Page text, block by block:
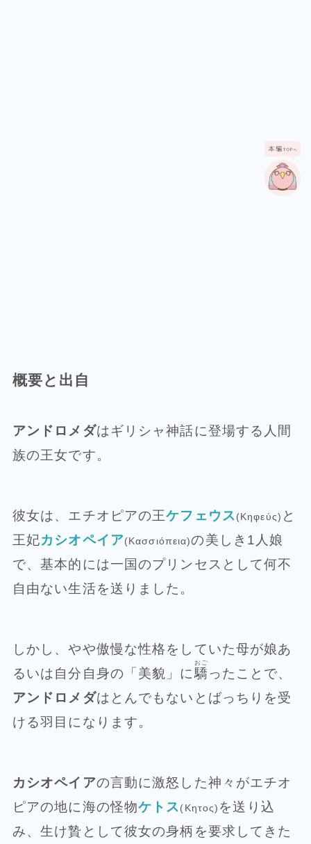
概要と出自
アンドロメダはギリシャ神話に登場する人間
族の王女です。
彼女は、エチオピアの王ケフェウス(Κηφεύς) と
王妃カシオペイア(Κασσιόπεια)の美しき1人娘
で、基本的には一国のプリンセスとして何不
自由ない生活を送りました。
しかし、やや傲慢な性格をしていた母が娘あ
るいは自分自身の「美貌」に驕
おご
ったことで、
アンドロメダはとんでもないとばっちりを受
ける羽目になります。
カシオペイアの言動に激怒した神々がエチオ
ピアの地に海の怪物ケトス(Κητος) を送り込
み、生け贄として彼女の身柄を要求してきた